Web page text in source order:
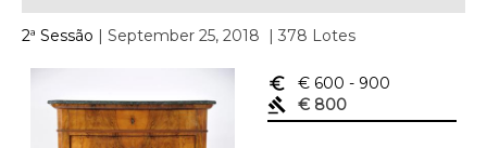
2ª Sessão | September 25, 2018 | 378 Lotes
euro_symbol € 600 - 900
gavel
€ 800